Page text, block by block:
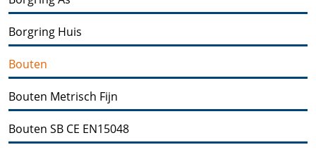
Borgring Huis
Bouten
Bouten Metrisch Fijn
Bouten SB CE EN15048